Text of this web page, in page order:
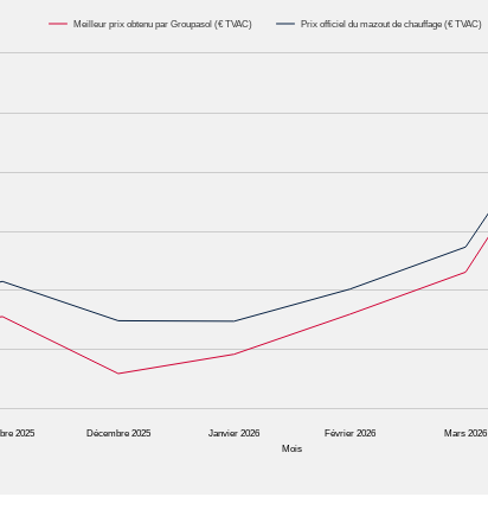
Mois
Meilleur prix obtenu par Groupasol (€ TVAC) Prix officiel du mazout de chauffage (€ TVAC)
2025 Décembre 2025 Janvier 2026 Février 2026 Mars 2026